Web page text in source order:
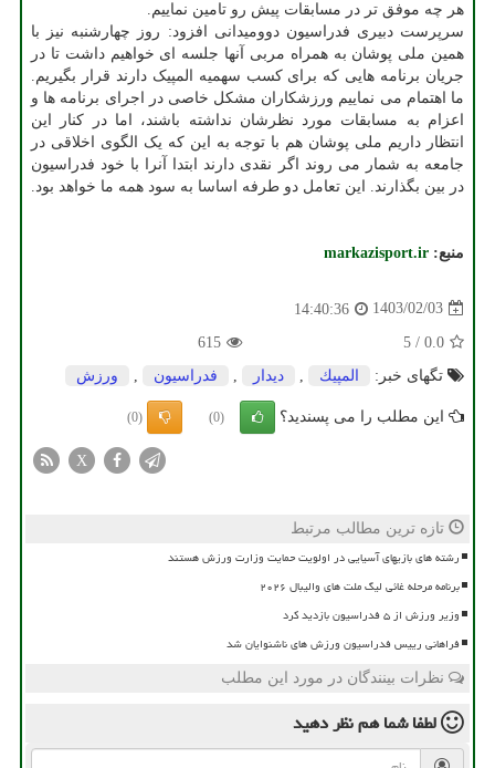
هر چه موفق تر در مسابقات پیش رو تامین نماییم.
سرپرست دبیری فدراسیون دوومیدانی افزود: روز چهارشنبه نیز با
همین ملی پوشان به همراه مربی آنها جلسه ای خواهیم داشت تا در
جریان برنامه هایی که برای کسب سهمیه المپیک دارند قرار بگیریم.
ما اهتمام می نماییم ورزشکاران مشکل خاصی در اجرای برنامه ها و
اعزام به مسابقات مورد نظرشان نداشته باشند، اما در کنار این
انتظار داریم ملی پوشان هم با توجه به این که یک الگوی اخلاقی در
جامعه به شمار می روند اگر نقدی دارند ابتدا آنرا با خود فدراسیون
در بین بگذارند. این تعامل دو طرفه اساسا به سود همه ما خواهد بود.
منبع: markazisport.ir
1403/02/03
14:40:36
0.0
/
5
615
تگهای خبر:
المپیك دیدار فدراسیون ورزش
این مطلب را می پسندید؟ (0)
(0)
X
تازه ترین مطالب مرتبط
رشته های بازیهای آسیایی در اولویت حمایت وزارت ورزش هستند
برنامه مرحله غائی لیگ ملت های والیبال ۲۰۲۶
وزیر ورزش از ۵ فدراسیون بازدید کرد
فراهانی رییس فدراسیون ورزش های ناشنوایان شد
نظرات بینندگان در مورد این مطلب
لطفا شما همنظر دهید